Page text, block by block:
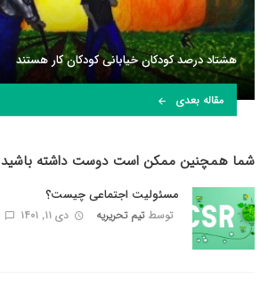
هشتاد درصد کودکان خیابانی کودکان کار هستند
مقاله بعدی
شما همچنین ممکن است دوست داشته باشید
مسئولیت اجتماعی چیست؟
توسطتیم تحریریه دی ۱۱, ۱۴۰۱